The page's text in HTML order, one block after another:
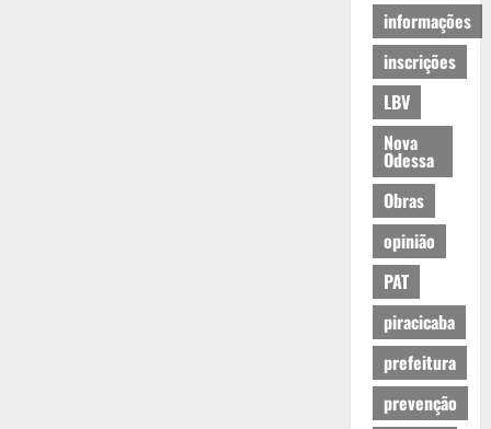
informações
inscrições
LBV
Nova
Odessa
Obras
opinião
PAT
piracicaba
prefeitura
prevenção